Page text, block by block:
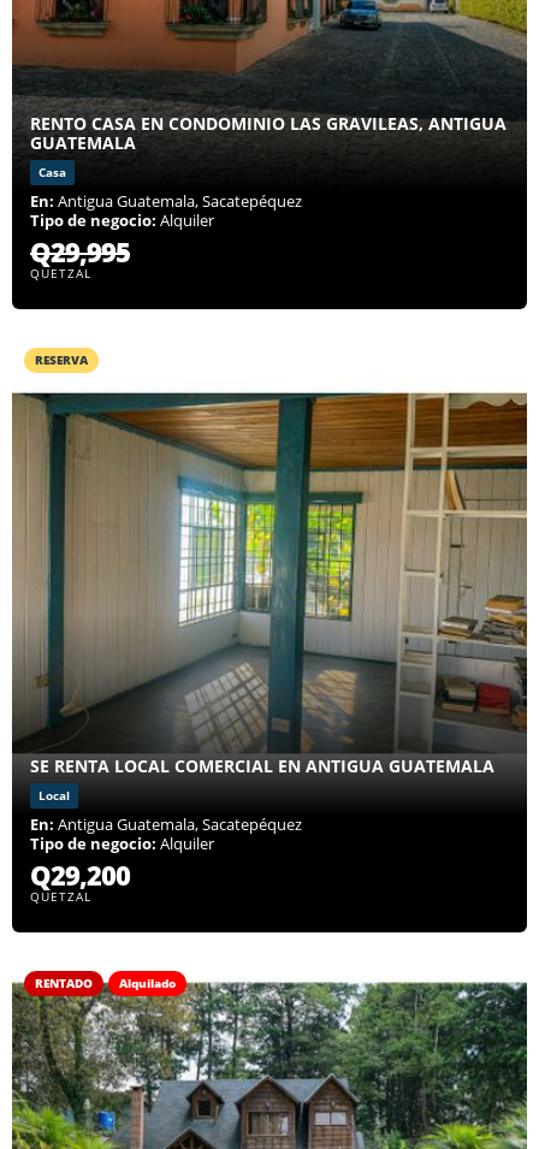
RENTO CASA EN CONDOMINIO LAS GRAVILEAS, ANTIGUA
GUATEMALA
Casa
En: Antigua Guatemala, Sacatepéquez
Tipo de negocio: Alquiler
Q29,995
QUETZAL
RESERVA
SE RENTA LOCAL COMERCIAL EN ANTIGUA GUATEMALA
Local
En: Antigua Guatemala, Sacatepéquez
Tipo de negocio: Alquiler
Q29,200
QUETZAL
RENTADO Alquilado